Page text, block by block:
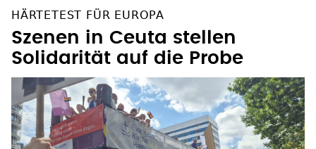
HÄRTETEST FÜR EUROPA
Szenen in Ceuta stellen
Solidarität auf die Probe